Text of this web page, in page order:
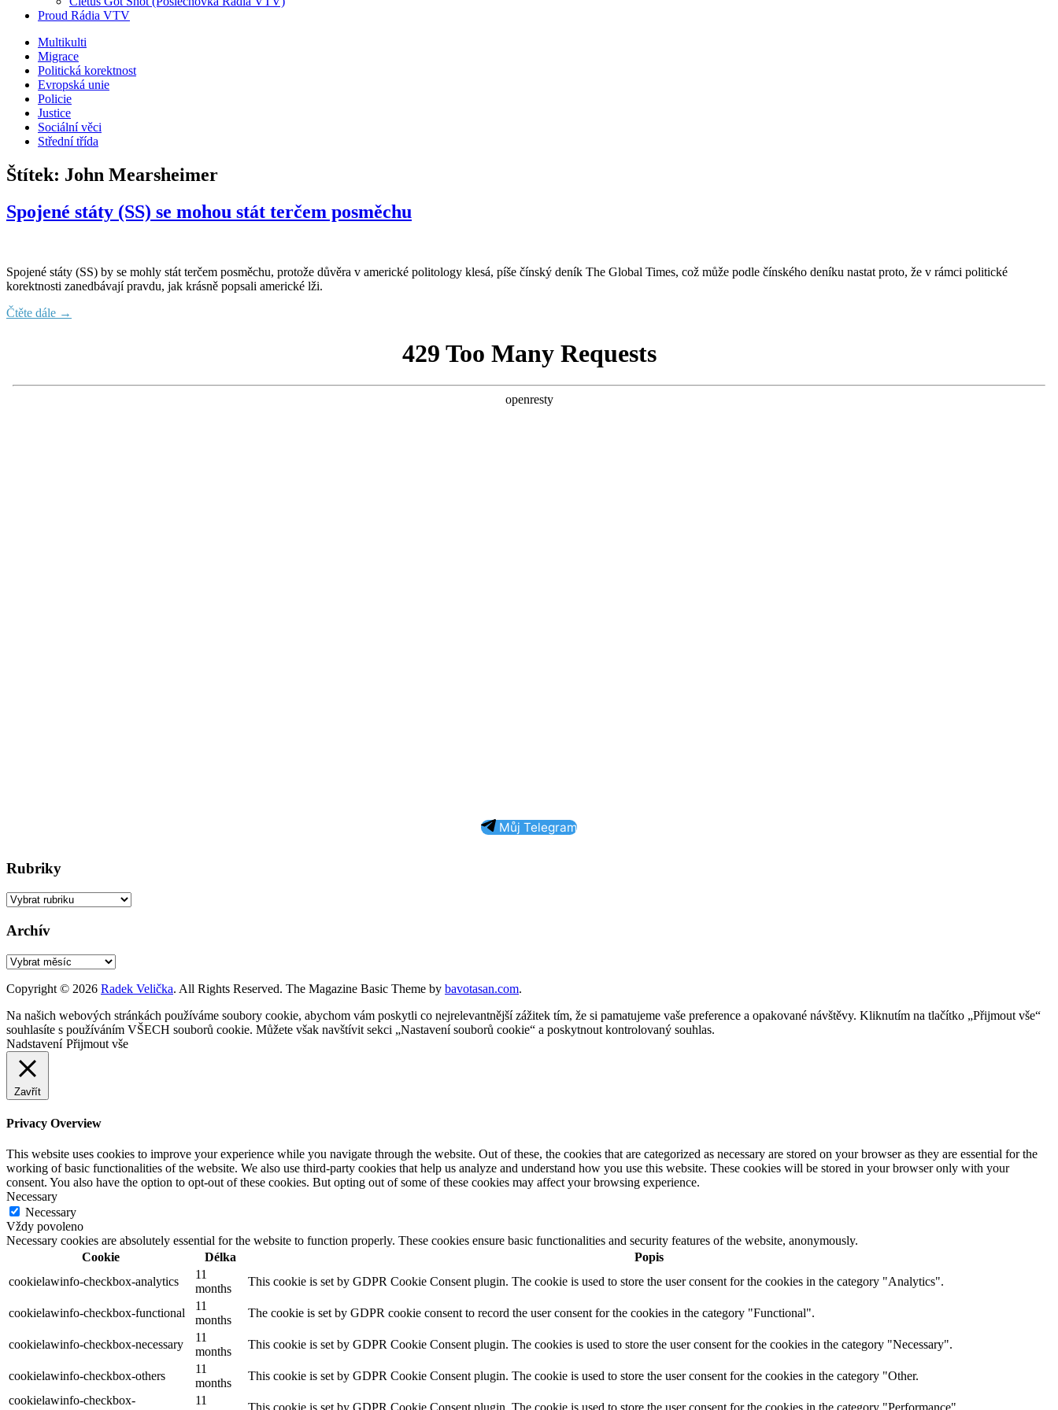
Proud Rádia VTV
Sub
menu
Multikulti
Migrace
Politická korektnost
Evropská unie
Policie
Justice
Sociální věci
Střední třída
Štítek: John Mearsheimer
Spojené státy (SS) se mohou stát terčem posměchu
Spojené státy (SS) by se mohly stát terčem posměchu, protože důvěra v americké politology klesá, píše čínský deník The Global Times, což může podle čínského deníku nastat proto, že v rámci politické
korektnosti zanedbávají pravdu, jak krásně popsali americké lži.
Čtěte dále →
Můj Telegram
Rubriky
Rubriky
Archív
Archív
Copyright © 2026 Radek Velička. All Rights Reserved. The Magazine Basic Theme by bavotasan.com.
Na našich webových stránkách používáme soubory cookie, abychom vám poskytli co nejrelevantnější zážitek tím, že si pamatujeme vaše preference a opakované návštěvy. Kliknutím na tlačítko „Přijmout vše“
souhlasíte s používáním VŠECH souborů cookie. Můžete však navštívit sekci „Nastavení souborů cookie“ a poskytnout kontrolovaný souhlas.
Nadstavení Přijmout vše
Zavřít
Privacy Overview
This website uses cookies to improve your experience while you navigate through the website. Out of these, the cookies that are categorized as necessary are stored on your browser as they are essential for the
working of basic functionalities of the website. We also use third-party cookies that help us analyze and understand how you use this website. These cookies will be stored in your browser only with your
consent. You also have the option to opt-out of these cookies. But opting out of some of these cookies may affect your browsing experience.
Necessary
Necessary
Vždy povoleno
Necessary cookies are absolutely essential for the website to function properly. These cookies ensure basic functionalities and security features of the website, anonymously.
Cookie
Délka
Popis
cookielawinfo-checkbox-analytics
11
months
This cookie is set by GDPR Cookie Consent plugin. The cookie is used to store the user consent for the cookies in the category "Analytics".
cookielawinfo-checkbox-functional
11
months
The cookie is set by GDPR cookie consent to record the user consent for the cookies in the category "Functional".
cookielawinfo-checkbox-necessary
11
months
This cookie is set by GDPR Cookie Consent plugin. The cookies is used to store the user consent for the cookies in the category "Necessary".
cookielawinfo-checkbox-others
11
months
This cookie is set by GDPR Cookie Consent plugin. The cookie is used to store the user consent for the cookies in the category "Other.
cookielawinfo-checkbox-
11